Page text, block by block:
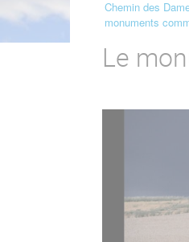
Fil
Chemin des
monuments
Le